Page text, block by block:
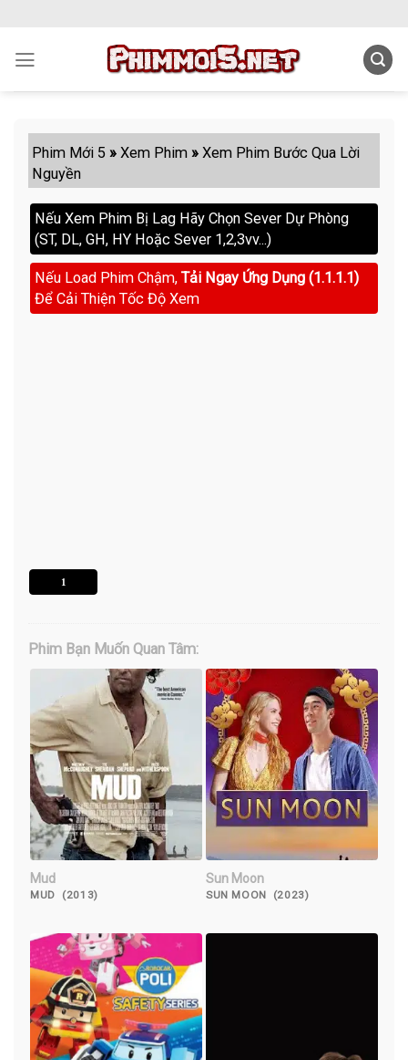
content
Phim Mới 5 »Xem Phim »Xem Phim Bước Qua Lời
Nguyền
Nếu Xem Phim Bị Lag Hãy Chọn Sever Dự Phòng
(ST, DL, GH, HY Hoặc Sever 1,2,3vv...)
Nếu Load Phim Chậm, Tải Ngay Ứng Dụng (1.1.1.1)
Để Cải Thiện Tốc Độ Xem
1
Phim Bạn Muốn Quan Tâm:
Mud
MUD (2013)
Sun Moon
SUN MOON (2023)